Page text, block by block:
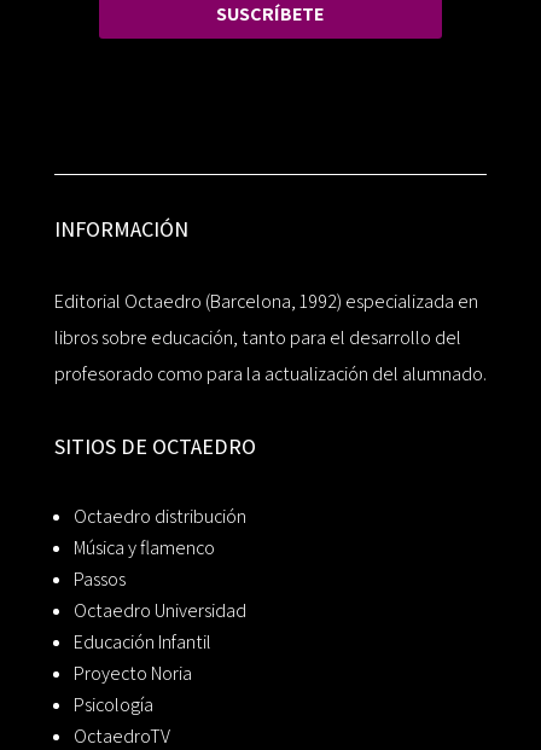
SUSCRÍBETE
INFORMACIÓN
Editorial Octaedro (Barcelona, 1992) especializada en
libros sobre educación, tanto para el desarrollo del
profesorado como para la actualización del alumnado.
SITIOS DE OCTAEDRO
Octaedro distribución
Música y flamenco
Passos
Octaedro Universidad
Educación Infantil
Proyecto Noria
Psicología
OctaedroTV